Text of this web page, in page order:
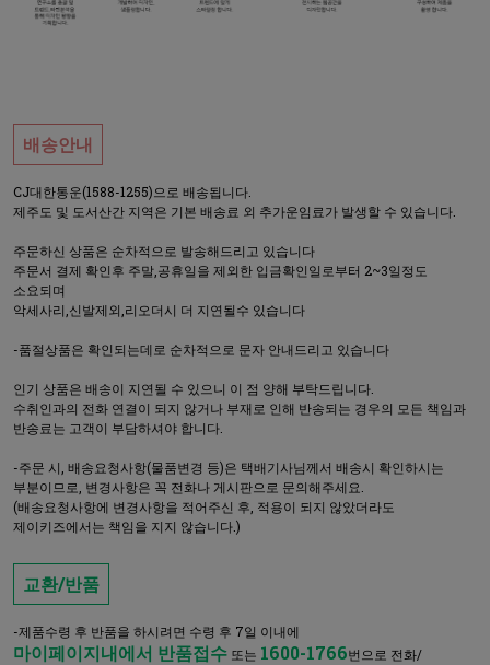
배송안내
CJ대한통운(1588-1255)으로 배송됩니다.
제주도 및 도서산간 지역은 기본 배송료 외 추가운임료가 발생할 수 있습니다.
주문하신 상품은 순차적으로 발송해드리고 있습니다
주문서 결제 확인후 주말,공휴일을 제외한 입금확인일로부터 2~3일정도
소요되며
악세사리,신발제외,리오더시 더 지연될수 있습니다
-품절상품은 확인되는데로 순차적으로 문자 안내드리고 있습니다
인기 상품은 배송이 지연될 수 있으니 이 점 양해 부탁드립니다.
수취인과의 전화 연결이 되지 않거나 부재로 인해 반송되는 경우의 모든 책임과
반송료는 고객이 부담하셔야 합니다.
-주문 시, 배송요청사항(물품변경 등)은 택배기사님께서 배송시 확인하시는
부분이므로, 변경사항은 꼭 전화나 게시판으로 문의해주세요.
(배송요청사항에 변경사항을 적어주신 후, 적용이 되지 않았더라도
제이키즈에서는 책임을 지지 않습니다.)
교환/반품
-제품수령 후 반품을 하시려면 수령 후 7일 이내에
마이페이지내에서 반품접수 또는 1600-1766번으로 전화/